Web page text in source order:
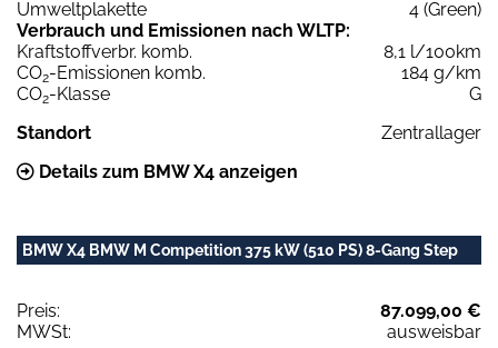
Umweltplakette
4 (Green)
Verbrauch und Emissionen nach WLTP:
Kraftstoffverbr. komb.
8,1 l/100km
CO2-Emissionen komb.
184 g/km
CO2-Klasse
G
Standort
Zentrallager
Details zum BMW X4 anzeigen
BMW X4 BMW M Competition 375 kW (510 PS) 8-Gang Step
Preis:
87.099,00 €
MWSt:
ausweisbar